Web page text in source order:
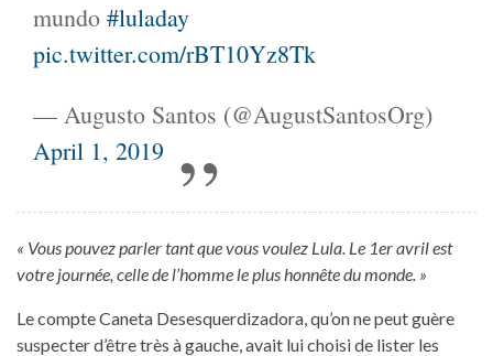
mundo #luladay
pic.twitter.com/rBT10Yz8Tk
— Augusto Santos (@AugustSantosOrg)
April 1, 2019
« Vous pouvez parler tant que vous voulez Lula. Le 1er avril est
votre journée, celle de l’homme le plus honnête du monde. »
Le compte Caneta Desesquerdizadora, qu’on ne peut guère
suspecter d’être très à gauche, avait lui choisi de lister les